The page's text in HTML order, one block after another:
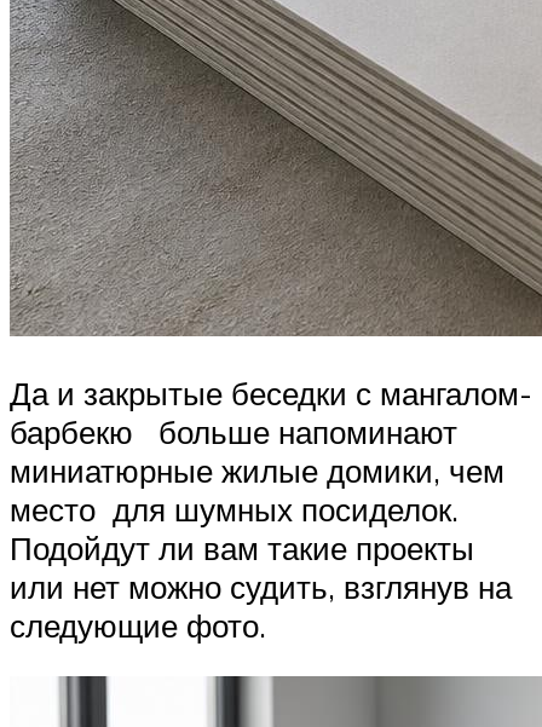
Да и закрытые беседки с мангалом-
барбекю больше напоминают
миниатюрные жилые домики, чем
место для шумных посиделок.
Подойдут ли вам такие проекты
или нет можно судить, взглянув на
следующие фото.